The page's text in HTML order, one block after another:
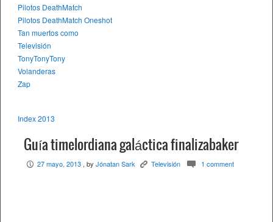
Pilotos DeathMatch
Pilotos DeathMatch Oneshot
Tan muertos como
Televisión
TonyTonyTony
Volanderas
Zap
Index 2013
Guía timelordiana galáctica finalizabaker
P 27 mayo, 2013 , by Jónatan Sark K Televisión c 1 comment